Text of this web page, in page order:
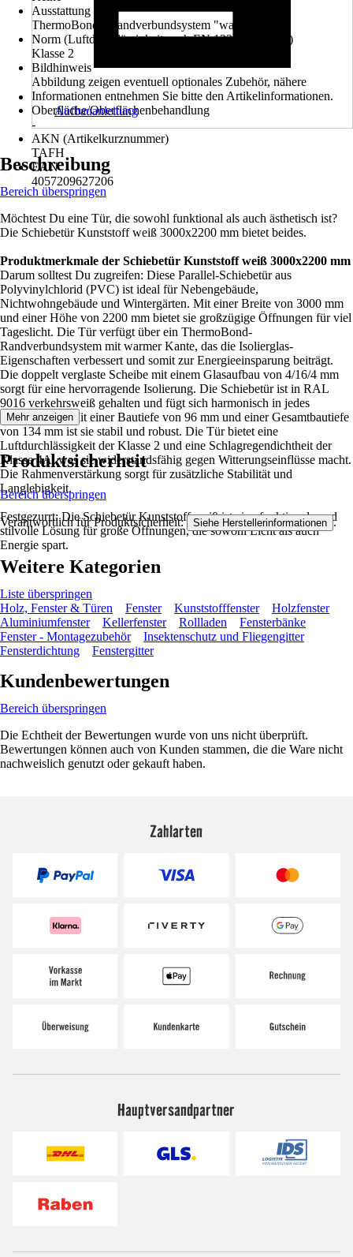
Ausstattung
ThermoBond - Randverbundsystem "warme Kante"
Norm (Luftdurchlässigkeit nach EN 12207:1999-11)
Klasse 2
Bildhinweis
Abbildung zeigen eventuell optionales Zubehör, nähere
Informationen entnehmen Sie bitte den Artikelinformationen.
Oberfläche/Oberflächenbehandlung
-
AKN (Artikelkurznummer)
TAFH
EAN
4057209627206
Aufbauanleitung
Beschreibung
Bereich überspringen
Möchtest Du eine Tür, die sowohl funktional als auch ästhetisch ist?
Die Schiebetür Kunststoff weiß 3000x2200 mm bietet beides.
Produktmerkmale der Schiebetür Kunststoff weiß 3000x2200 mm
Darum solltest Du zugreifen: Diese Parallel-Schiebetür aus
Polyvinylchlorid (PVC) ist ideal für Nebengebäude,
Nichtwohngebäude und Wintergärten. Mit einer Breite von 3000 mm
und einer Höhe von 2200 mm bietet sie großzügige Öffnungen für viel
Tageslicht. Die Tür verfügt über ein ThermoBond-
Randverbundsystem mit warmer Kante, das die Isolierglas-
Eigenschaften verbessert und somit zur Energieeinsparung beiträgt.
Die doppelt verglaste Scheibe mit einem Glasaufbau von 4/16/4 mm
sorgt für eine hervorragende Isolierung. Die Schiebetür ist in RAL
9016 verkehrsweiß gehalten und fügt sich harmonisch in jedes
Gebäude ein. Mit einer Bautiefe von 96 mm und einer Gesamtbautiefe
von 134 mm ist sie stabil und robust. Die Tür bietet eine
Luftdurchlässigkeit der Klasse 2 und eine Schlagregendichtheit der
Klasse 4A, was sie widerstandsfähig gegen Witterungseinflüsse macht.
Die Rahmenverstärkung sorgt für zusätzliche Stabilität und
Langlebigkeit.
Festgezurrt: Die Schiebetür Kunststoff weiß ist eine funktionale und
stilvolle Lösung für große Öffnungen, die sowohl Licht als auch
Energie spart.
Mehr anzeigen
Produktsicherheit
Bereich überspringen
Verantwortlich für Produktsicherheit: Siehe Herstellerinformationen .
Weitere Kategorien
Liste überspringen
Holz, Fenster & Türen
Fenster Kunststofffenster
Holzfenster
Aluminiumfenster
Kellerfenster Rollladen
Fensterbänke
Fenster - Montagezubehör
Insektenschutz und Fliegengitter
Fensterdichtung
Fenstergitter
Kundenbewertungen
Bereich überspringen
Die Echtheit der Bewertungen wurde von uns nicht überprüft.
Bewertungen können auch von Kunden stammen, die die Ware nicht
nachweislich genutzt oder gekauft haben.
Zahlarten
Hauptversandpartner